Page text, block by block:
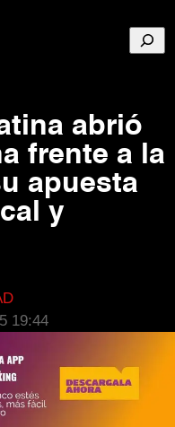
abrió
frente a la
apuesta
y
19:44